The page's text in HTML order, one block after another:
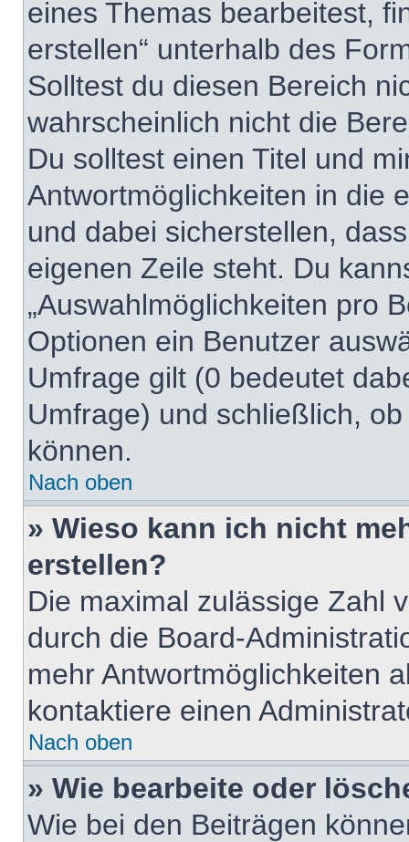
eines Themas bearbeitest,
erstellen“ unterhalb des
Solltest du diesen Bereich
wahrscheinlich nicht die
Du solltest einen Titel und
Antwortmöglichkeiten in die
und dabei sicherstellen,
eigenen Zeile steht. Du
„Auswahlmöglichkeiten pro
Optionen ein Benutzer
Umfrage gilt (0 bedeutet
Umfrage) und schließlich,
können.
Nach oben
» Wieso kann ich nicht
erstellen?
Die maximal zulässige Zahl
durch die Board-
mehr Antwortmöglichkeiten
kontaktiere einen
Nach oben
» Wie bearbeite oder
Wie bei den Beiträgen